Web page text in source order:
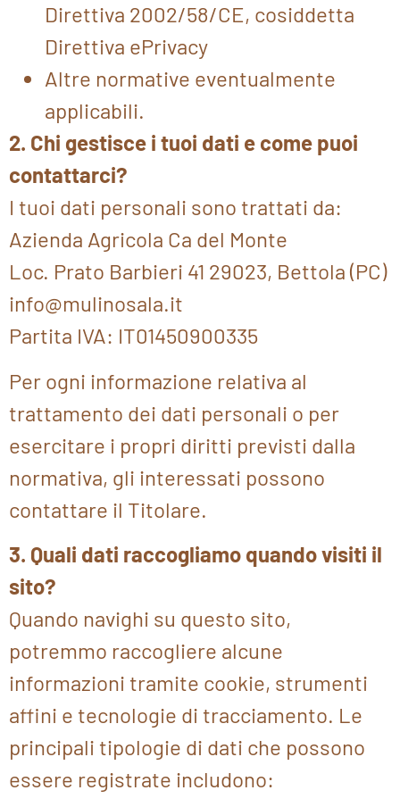
Direttiva 2002/58/CE, cosiddetta
Direttiva ePrivacy
Altre normative eventualmente
applicabili.
2. Chi gestisce i tuoi dati e come puoi
contattarci?
I tuoi dati personali sono trattati da:
Azienda Agricola Ca del Monte
Loc. Prato Barbieri 41 29023, Bettola (PC)
info@mulinosala.it
Partita IVA: IT01450900335
Per ogni informazione relativa al
trattamento dei dati personali o per
esercitare i propri diritti previsti dalla
normativa, gli interessati possono
contattare il Titolare.
3. Quali dati raccogliamo quando visiti il
sito?
Quando navighi su questo sito,
potremmo raccogliere alcune
informazioni tramite cookie, strumenti
affini e tecnologie di tracciamento. Le
principali tipologie di dati che possono
essere registrate includono: